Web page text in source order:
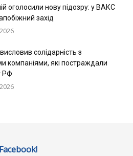
оголосили нову підозру: у ВАКС
захід
солідарність з
компаніями, які постраждали
РФ